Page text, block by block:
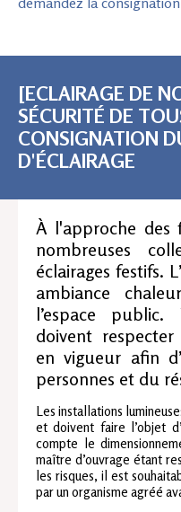
[ECLAIRAGE DE
SÉCURITÉ DE
CONSIGNATION
D'ÉCLAIRAGE
À l'approche des
nombreuses
éclairages festifs.
ambiance
l’espace public.
doivent
en vigueur afin
personnes et du
Les installations
et doivent faire l’objet
compte le
maître d’ouvrage étant
les risques, il est
par un organisme agréé